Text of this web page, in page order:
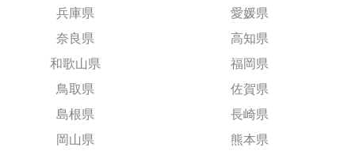
兵庫県
奈良県
和歌山県
鳥取県
島根県
岡山県
愛媛県
高知県
福岡県
佐賀県
長崎県
熊本県